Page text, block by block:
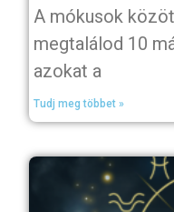
A mókusok
megtalálod 10
azokat a
Tudj meg többet »